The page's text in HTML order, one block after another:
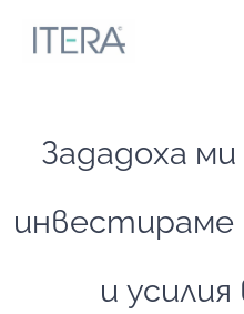
Зададоха
инвестираме
и